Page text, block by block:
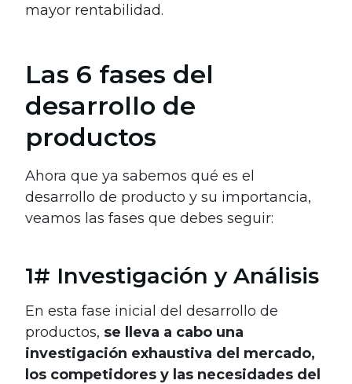
mayor rentabilidad.
Las 6 fases del
desarrollo de
productos
Ahora que ya sabemos qué es el
desarrollo de producto y su importancia,
veamos las fases que debes seguir:
1# Investigación y Análisis
En esta fase inicial del desarrollo de
productos, se lleva a cabo una
investigación exhaustiva del mercado,
los competidores y las necesidades del